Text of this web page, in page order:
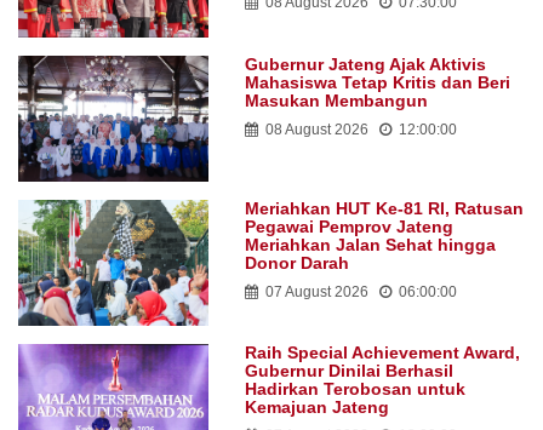
Gubernur Jateng Ajak Aktivis
Mahasiswa Tetap Kritis dan Beri
Masukan Membangun
08 August 2026 12:00:00
Meriahkan HUT Ke-81 RI, Ratusan
Pegawai Pemprov Jateng
Meriahkan Jalan Sehat hingga
Donor Darah
07 August 2026 06:00:00
Raih Special Achievement Award,
Gubernur Dinilai Berhasil
Hadirkan Terobosan untuk
Kemajuan Jateng